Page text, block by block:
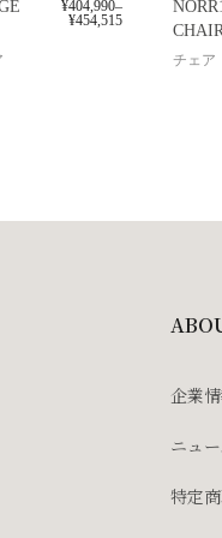
¥404,990–
¥454,515
チェア
企業
ニュ
特定